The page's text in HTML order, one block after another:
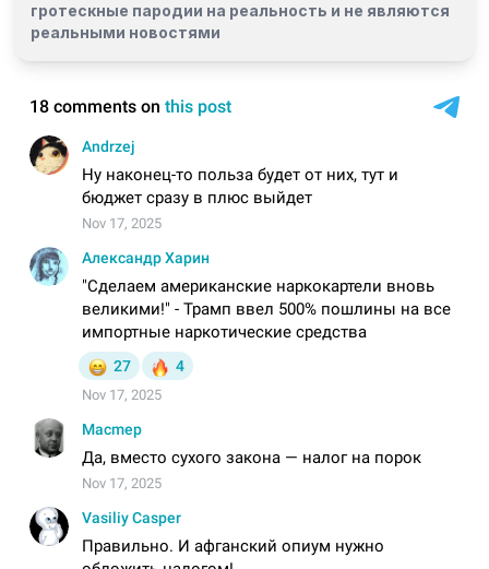
гротескные пародии на реальность и не являются
реальными новостями